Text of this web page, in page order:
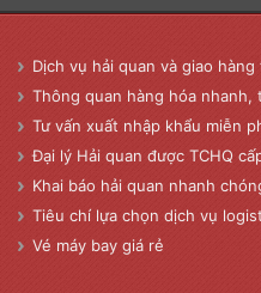
Dịch vụ hải quan và giao
Thông quan hàng hóa nhanh,
Tư vấn xuất nhập khẩu miễn
Đại lý Hải quan được TCHQ
Khai báo hải quan nhanh
Tiêu chí lựa chọn dịch vụ
Vé máy bay giá rẻ